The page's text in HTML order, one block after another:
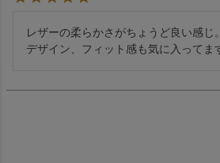
レザーの柔らかさがちょうど良い感じ。